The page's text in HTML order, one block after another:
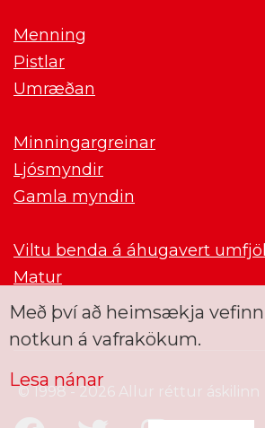
Menning
Pistlar
Umræðan
Minningargreinar
Ljósmyndir
Gamla myndin
Viltu benda á áhugavert
Matur
© 1998 - 2026 Allur réttur áskilinn
Með því að heimsækja
notkun á vafrakökum.
Lesa nánar